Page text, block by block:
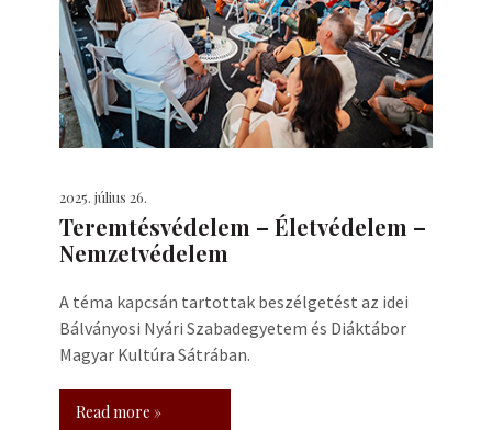
2025. július 26.
Teremtésvédelem – Életvédelem –
Nemzetvédelem
A téma kapcsán tartottak beszélgetést az idei
Bálványosi Nyári Szabadegyetem és Diáktábor
Magyar Kultúra Sátrában.
Read more »